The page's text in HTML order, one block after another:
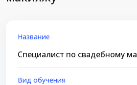
Название
Специалист по свадебному
Вид обучения